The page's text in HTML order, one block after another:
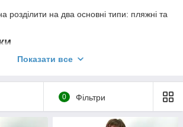
розділити на два основні типи: пляжні та
ж популярні, як і пари, серед прихильниць
від готельного номера до пляжу, а й
прогулятися по набережній.
зазвичай, із шифону або іншої
Тому надягати її потрібно поверх
Показати все
0 Фільтри